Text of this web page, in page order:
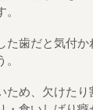
た歯だと気付
ため、欠けた